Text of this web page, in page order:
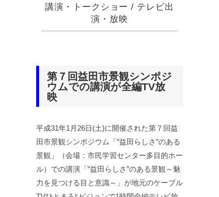
講演・トークショー / テレビ出
演・放映
第７回益田市景観シンポジ
ウムでの講演が全編TV放
映
平成31年1月26日(土)に開催された第７回益
田市景観シンポジウム「”益田らしさ”のある
景観」（会場：市民学習センター多目的ホー
ル）での講演「”益田らしさ”のある景観～魅
力を見つける目と意識～」が地元のケーブル